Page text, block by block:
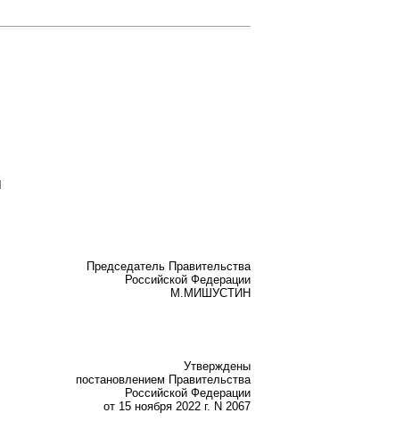
Председатель Правительства
Российской Федерации
М.МИШУСТИН
Утверждены
постановлением Правительства
Российской Федерации
от 15 ноября 2022 г. N 2067